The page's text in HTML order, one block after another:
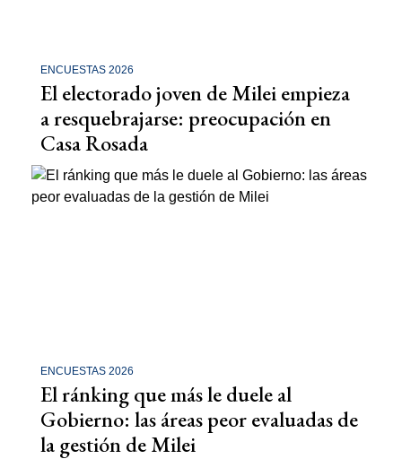
ENCUESTAS 2026
El electorado joven de Milei empieza
a resquebrajarse: preocupación en
Casa Rosada
ENCUESTAS 2026
El ránking que más le duele al
Gobierno: las áreas peor evaluadas de
la gestión de Milei